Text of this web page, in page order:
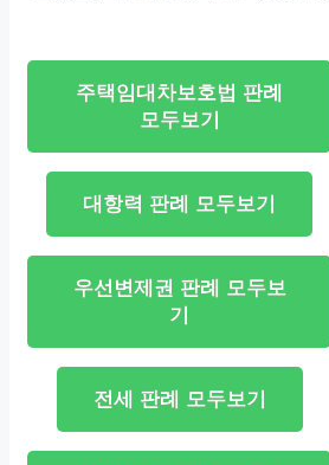
주택임대차보호법 판례
모두보기
대항력 판례 모두보기
우선변제권 판례 모두보
기
전세 판례 모두보기